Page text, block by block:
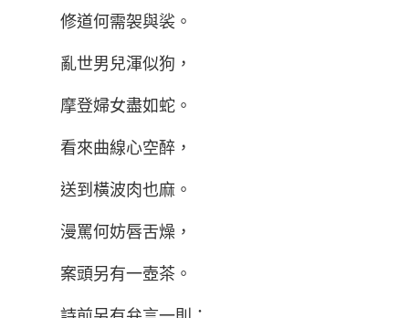
修道何需袈與裟。
亂世男兒渾似狗，
摩登婦女盡如蛇。
看來曲線心空醉，
送到橫波肉也麻。
漫罵何妨唇舌燥，
案頭另有一壺茶。